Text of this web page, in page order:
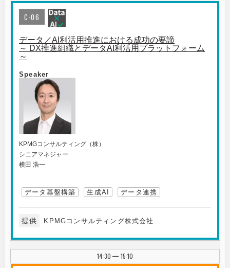
C-06
データ／AI利活用推進における成功の要諦
～ DX推進組織とデータAI利活用プラットフォーム
～
Speaker
KPMGコンサルティング（株）
シニアマネジャー
横田 浩一
データ基盤構築 生成AI データ連携
提供 KPMGコンサルティング株式会社
14:30 | 15:10